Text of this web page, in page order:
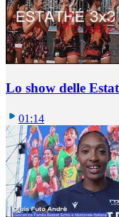
Lo show delle
01:14